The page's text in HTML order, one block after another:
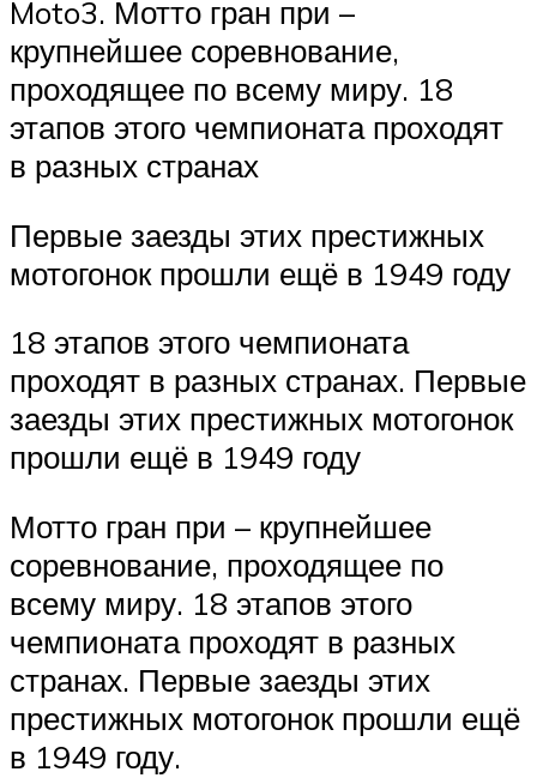
Moto3. Мотто гран при –
крупнейшее соревнование,
проходящее по всему миру. 18
этапов этого чемпионата проходят
в разных странах
Первые заезды этих престижных
мотогонок прошли ещё в 1949 году
18 этапов этого чемпионата
проходят в разных странах. Первые
заезды этих престижных мотогонок
прошли ещё в 1949 году
Мотто гран при – крупнейшее
соревнование, проходящее по
всему миру. 18 этапов этого
чемпионата проходят в разных
странах. Первые заезды этих
престижных мотогонок прошли ещё
в 1949 году.